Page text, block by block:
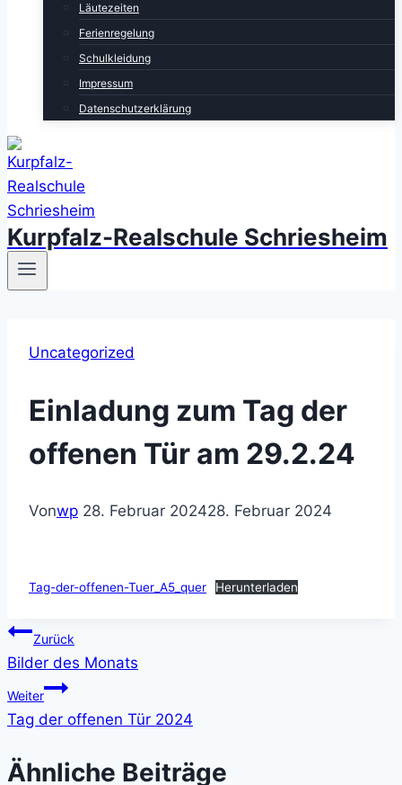
Läutezeiten
Ferienregelung
Schulkleidung
Impressum
Datenschutzerklärung
Kurpfalz-Realschule Schriesheim
Uncategorized
Einladung zum Tag der
offenen Tür am 29.2.24
Vonwp 28. Februar 202428. Februar 2024
Tag-der-offenen-Tuer_A5_quer Herunterladen
Beitragsnavigation
Zurück
Bilder des Monats
Weiter
Tag der offenen Tür 2024
Ähnliche Beiträge